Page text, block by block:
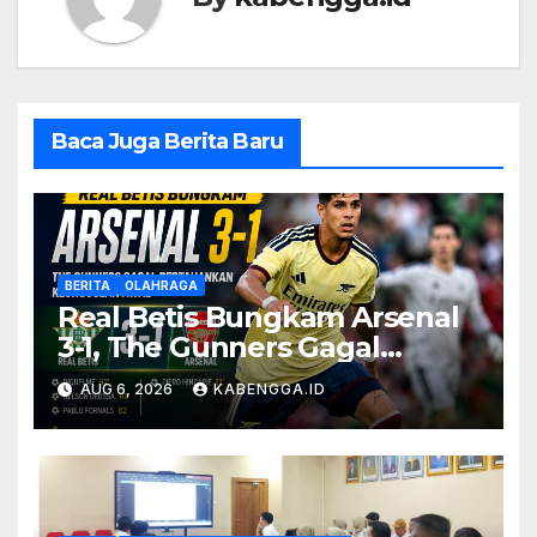
Baca Juga Berita Baru
BERITA OLAHRAGA
Real Betis Bungkam Arsenal
3-1, The Gunners Gagal
Pertahankan Keunggulan
Awal
AUG 6, 2026 KABENGGA.ID